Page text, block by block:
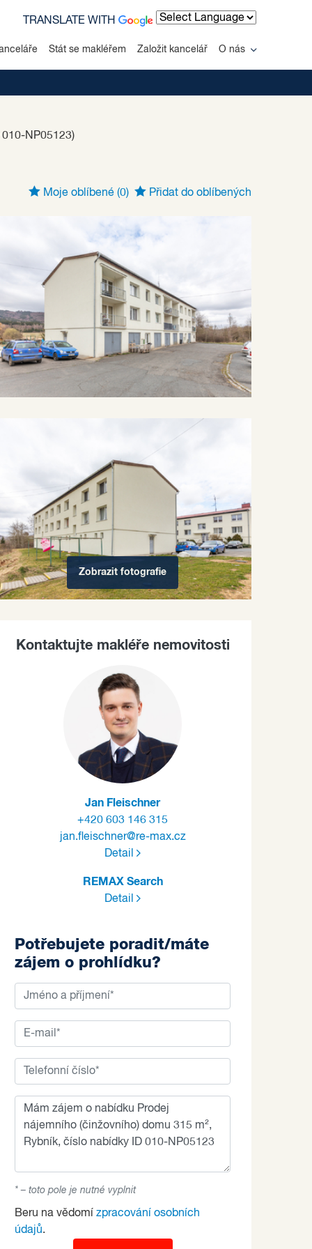
Stát se makléřem Založit kancelář O nás
TRANSLATE WITH
010-NP05123)
Moje oblíbené (0) Přidat do oblíbených
Zobrazit fotografie
Kontaktujte makléře nemovitosti
Jan Fleischner
+420 603 146 315
jan.fleischner@re-max.cz
Detail
REMAX Search
Detail
Potřebujete poradit/máte
zájem o prohlídku?
* – toto pole je nutné vyplnit
Beru na vědomí zpracování osobních
údajů.